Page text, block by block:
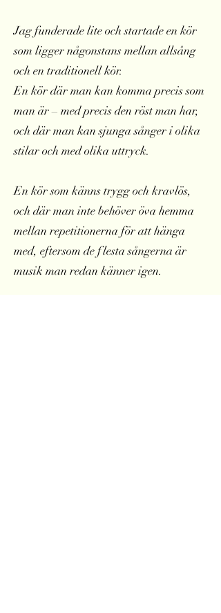
Jag funderade lite och startade en kör
som ligger någonstans mellan allsång
och en traditionell kör.
En kör där man kan komma precis som
man är – med precis den röst man har,
och där man kan sjunga sånger i olika
stilar och med olika uttryck.
En kör som känns trygg och kravlös,
och där man inte behöver öva hemma
mellan repetitionerna för att hänga
med, eftersom de flesta sångerna är
musik man redan känner igen.